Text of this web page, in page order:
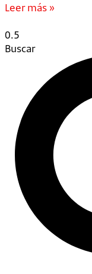
Leer más »
Buscar